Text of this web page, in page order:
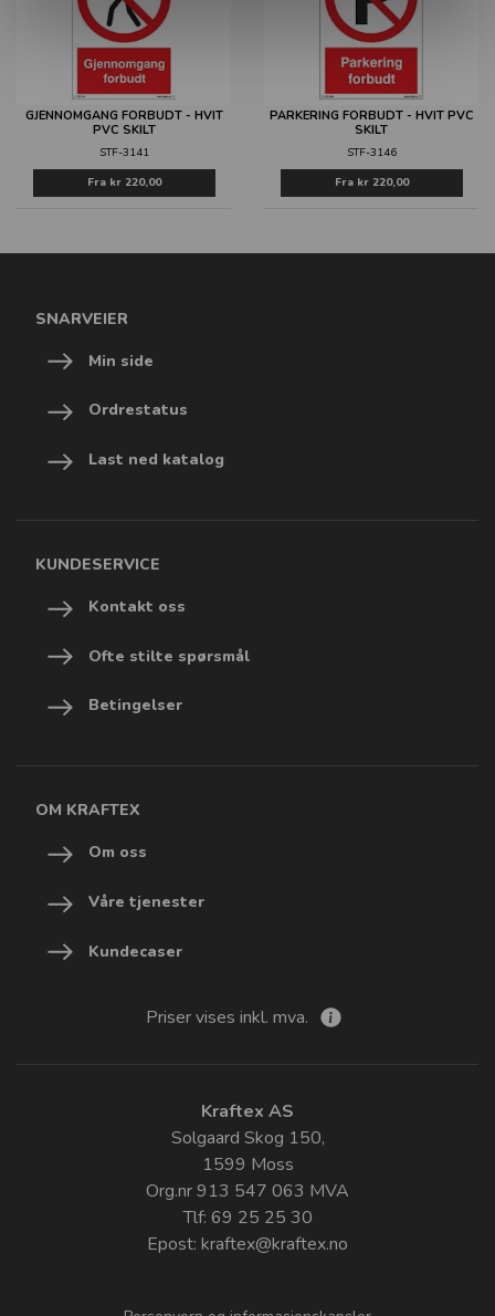
GJENNOMGANG FORBUDT - HVIT
PVC SKILT
STF-3141
Fra kr 220,00
PARKERING FORBUDT - HVIT PVC
SKILT
STF-3146
Fra kr 220,00
SNARVEIER
Min side
Ordrestatus
Last ned katalog
KUNDESERVICE
Kontakt oss
Ofte stilte spørsmål
Betingelser
OM KRAFTEX
Om oss
Våre tjenester
Kundecaser
Priser vises inkl. mva.
Kraftex AS
Solgaard Skog 150,
1599 Moss
Org.nr 913 547 063 MVA
Tlf: 69 25 25 30
Epost: kraftex@kraftex.no